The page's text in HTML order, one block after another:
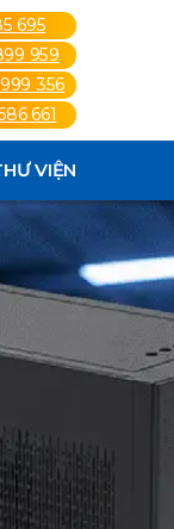
695
959
356
661
VIỆN